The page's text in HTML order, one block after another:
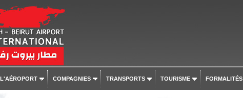
L'AÉROPORT COMPAGNIES TRANSPORTS TOURISME FORMALITÉS